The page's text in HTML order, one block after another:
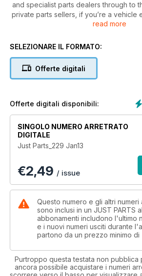
and specialist parts dealers through to
private parts sellers, if you’re a vehicle
a subscription you can’t afford
read more
SELEZIONARE IL FORMATO:
Offerte digitali
Offerte digitali disponibili:
SINGOLO NUMERO ARRETRATO
DIGITALE
Just Parts_229 Jan13
€2,49 / issue
Questo numero e gli altri numeri
sono inclusi in un JUST PARTS
abbonamenti includono l'ultimo
e i nuovi numeri usciti durante
partono da un prezzo minimo di
Purtroppo questa testata non pubblica
ancora possibile acquistare i numeri